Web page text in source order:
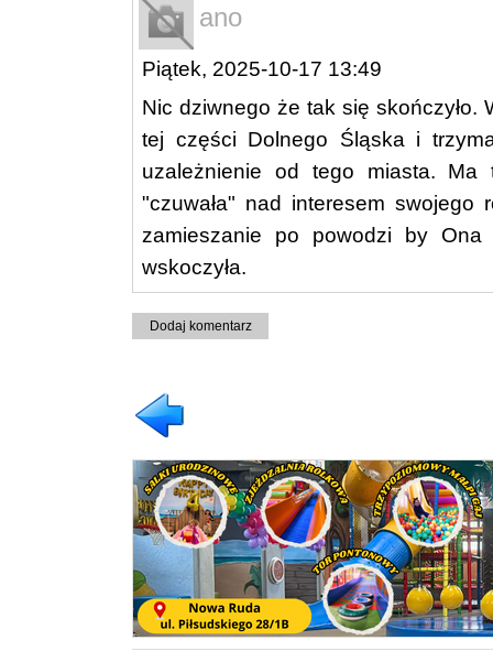
ano
Piątek, 2025-10-17 13:49
Nic dziwnego że tak się skończyło.
tej części Dolnego Śląska i
uzależnienie od tego miasta.
"czuwała" nad interesem swojego
zamieszanie po powodzi by
wskoczyła.
Dodaj komentarz